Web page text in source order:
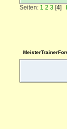
Seiten: 1 2 3 [4]